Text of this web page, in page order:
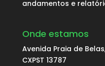
andamentos e
Onde estamos
Avenida Praia de
CXPST 13787